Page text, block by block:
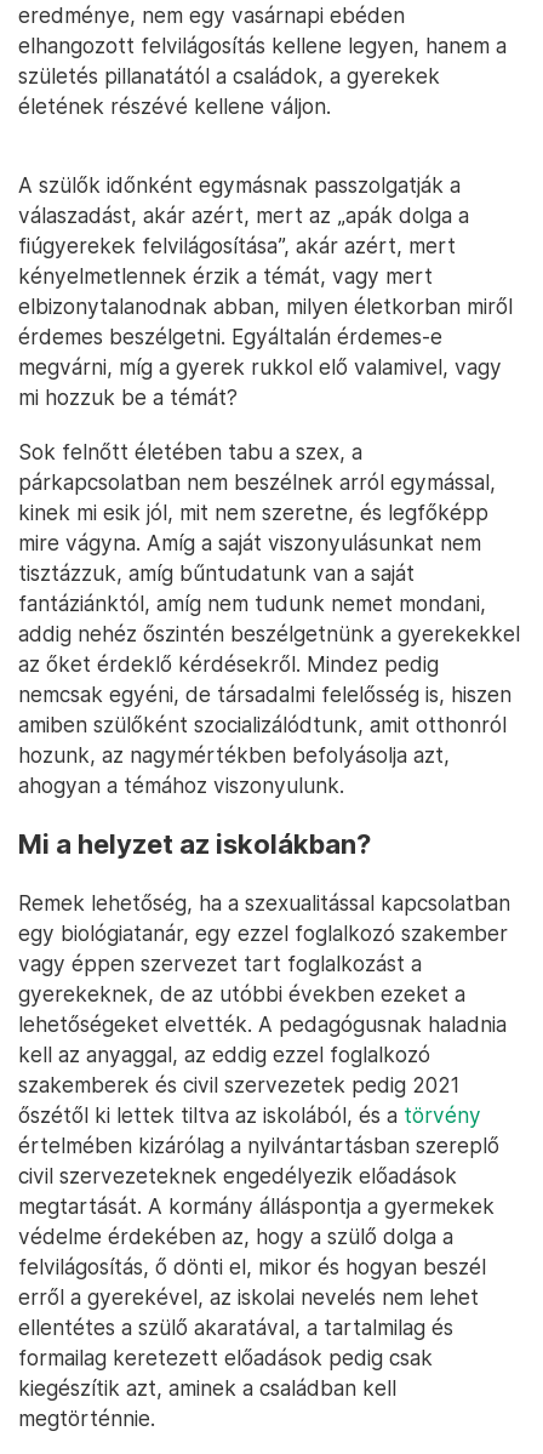
eredménye, nem egy vasárnapi ebéden
elhangozott felvilágosítás kellene legyen, hanem a
születés pillanatától a családok, a gyerekek
életének részévé kellene váljon.
A szülők időnként egymásnak passzolgatják a
válaszadást, akár azért, mert az „apák dolga a
fiúgyerekek felvilágosítása”, akár azért, mert
kényelmetlennek érzik a témát, vagy mert
elbizonytalanodnak abban, milyen életkorban miről
érdemes beszélgetni. Egyáltalán érdemes-e
megvárni, míg a gyerek rukkol elő valamivel, vagy
mi hozzuk be a témát?
Sok felnőtt életében tabu a szex, a
párkapcsolatban nem beszélnek arról egymással,
kinek mi esik jól, mit nem szeretne, és legfőképp
mire vágyna. Amíg a saját viszonyulásunkat nem
tisztázzuk, amíg bűntudatunk van a saját
fantáziánktól, amíg nem tudunk nemet mondani,
addig nehéz őszintén beszélgetnünk a gyerekekkel
az őket érdeklő kérdésekről. Mindez pedig
nemcsak egyéni, de társadalmi felelősség is, hiszen
amiben szülőként szocializálódtunk, amit otthonról
hozunk, az nagymértékben befolyásolja azt,
ahogyan a témához viszonyulunk.
Mi a helyzet az iskolákban?
Remek lehetőség, ha a szexualitással kapcsolatban
egy biológiatanár, egy ezzel foglalkozó szakember
vagy éppen szervezet tart foglalkozást a
gyerekeknek, de az utóbbi években ezeket a
lehetőségeket elvették. A pedagógusnak haladnia
kell az anyaggal, az eddig ezzel foglalkozó
szakemberek és civil szervezetek pedig 2021
őszétől ki lettek tiltva az iskolából, és a törvény
értelmében kizárólag a nyilvántartásban szereplő
civil szervezeteknek engedélyezik előadások
megtartását. A kormány álláspontja a gyermekek
védelme érdekében az, hogy a szülő dolga a
felvilágosítás, ő dönti el, mikor és hogyan beszél
erről a gyerekével, az iskolai nevelés nem lehet
ellentétes a szülő akaratával, a tartalmilag és
formailag keretezett előadások pedig csak
kiegészítik azt, aminek a családban kell
megtörténnie.